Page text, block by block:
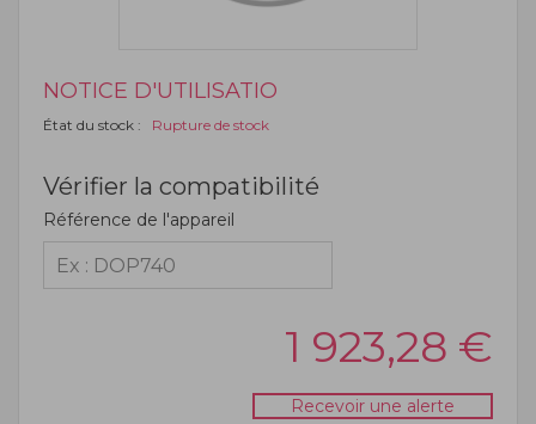
NOTICE D'UTILISATIO
État du stock : Rupture de stock
Vérifier la compatibilité
Référence de l'appareil
1 923,28 €
Recevoir une alerte